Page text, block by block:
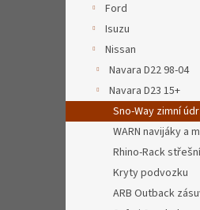
Ford
Isuzu
Nissan
Navara D22 98-04
Navara D23 15+
Sno-Way zimní
WARN navijáky a
Rhino-Rack
Kryty podvozku
ARB Outback